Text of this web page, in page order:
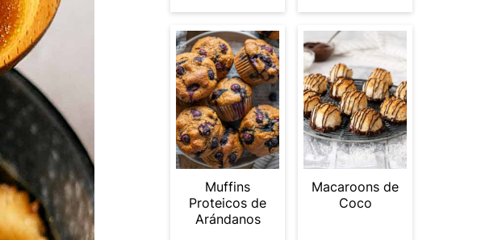
Muffins
Proteicos de
Arándanos
Macaroons de
Coco